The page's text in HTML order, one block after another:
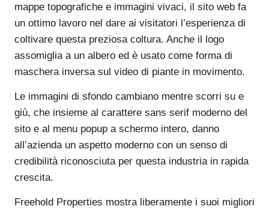
mappe topografiche e immagini vivaci, il sito web fa
un ottimo lavoro nel dare ai visitatori l’esperienza di
coltivare questa preziosa coltura. Anche il logo
assomiglia a un albero ed è usato come forma di
maschera inversa sul video di piante in movimento.
Le immagini di sfondo cambiano mentre scorri su e
giù, che insieme al carattere sans serif moderno del
sito e al menu popup a schermo intero, danno
all’azienda un aspetto moderno con un senso di
credibilità riconosciuta per questa industria in rapida
crescita.
Freehold Properties mostra liberamente i suoi migliori